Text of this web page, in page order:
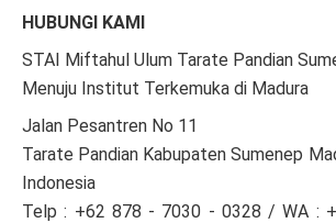
HUBUNGI KAMI
STAI Miftahul Ulum Tarate Pandian
Menuju Institut Terkemuka di Madura
Jalan Pesantren No 11
Tarate Pandian Kabupaten Sumenep
Indonesia
Telp : +62 878 - 7030 - 0328 / WA :